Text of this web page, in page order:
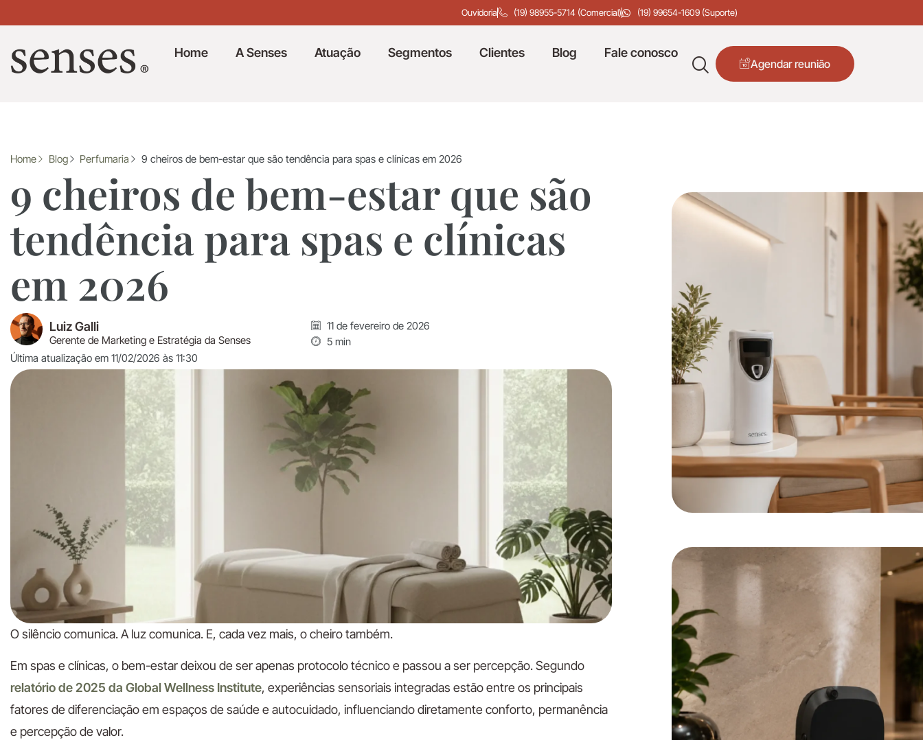
Ouvidoria (19) 98955-5714 (Comercial) (19) 99654-1609 (Suporte)
Home A Senses Atuação Segmentos Clientes Blog Fale conosco
Agendar reunião
Home Blog Perfumaria 9 cheiros de bem-estar que são tendência para spas e clínicas em 2026
9 cheiros de bem-estar que são
tendência para spas e clínicas
em 2026
Luiz Galli
Gerente de Marketing e Estratégia da Senses
11 de fevereiro de 2026
5 min
Última atualização em 11/02/2026 às 11:30
O silêncio comunica. A luz comunica. E, cada vez mais, o cheiro também.
Em spas e clínicas, o bem-estar deixou de ser apenas protocolo técnico e passou a ser percepção. Segundo
relatório de 2025 da Global Wellness Institute, experiências sensoriais integradas estão entre os principais
fatores de diferenciação em espaços de saúde e autocuidado, influenciando diretamente conforto, permanência
e percepção de valor.